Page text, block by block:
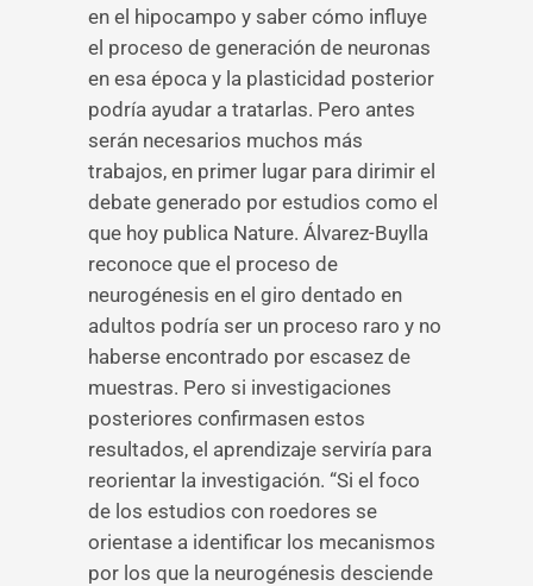
en el hipocampo y saber cómo influye
el proceso de generación de neuronas
en esa época y la plasticidad posterior
podría ayudar a tratarlas. Pero antes
serán necesarios muchos más
trabajos, en primer lugar para dirimir el
debate generado por estudios como el
que hoy publica Nature. Álvarez-Buylla
reconoce que el proceso de
neurogénesis en el giro dentado en
adultos podría ser un proceso raro y no
haberse encontrado por escasez de
muestras. Pero si investigaciones
posteriores confirmasen estos
resultados, el aprendizaje serviría para
reorientar la investigación. “Si el foco
de los estudios con roedores se
orientase a identificar los mecanismos
por los que la neurogénesis desciende